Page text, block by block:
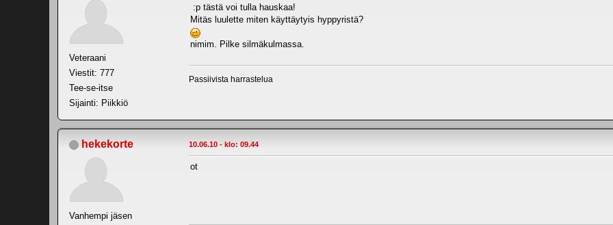
Veteraani
Viestit: 777
Tee-se-itse
Sijainti: Piikkiö
:p tästä voi tulla hauskaa!
Mitäs luulette miten käyttäytyis hyppyristä?
nimim. Pilke silmäkulmassa.
Passiivista harrastelua
hekekorte
Vanhempi jäsen
10.06.10 - klo: 09.44
ot